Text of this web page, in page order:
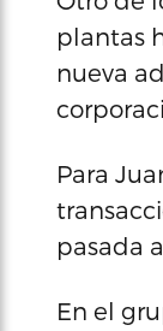
plantas
nueva
Para
pasada
En el